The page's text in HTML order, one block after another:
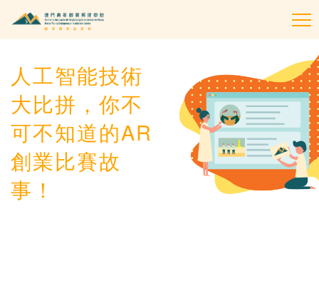
人工智能技術
大比拼，你不
可不知道的AR
創業比賽故
事！